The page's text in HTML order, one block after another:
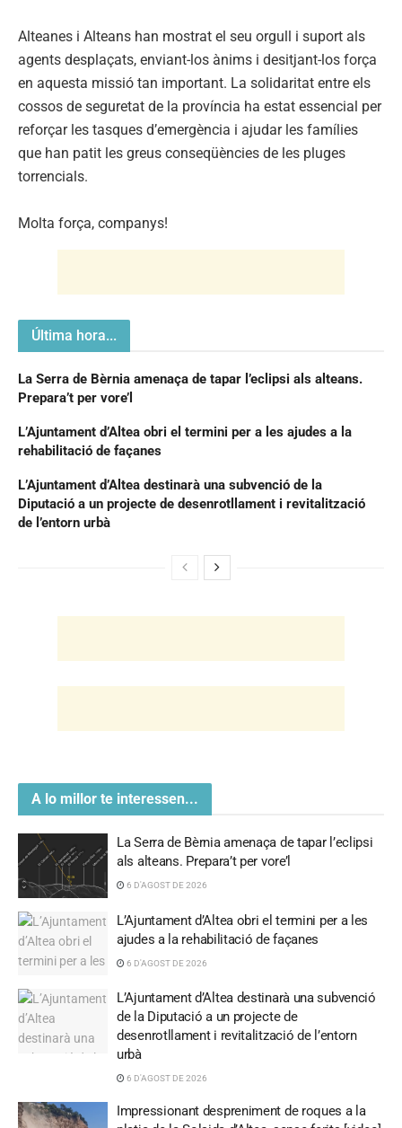
Alteanes i Alteans han mostrat el seu orgull i suport als
agents desplaçats, enviant-los ànims i desitjant-los força
en aquesta missió tan important. La solidaritat entre els
cossos de seguretat de la província ha estat essencial per
reforçar les tasques d’emergència i ajudar les famílies
que han patit les greus conseqüències de les pluges
torrencials.
Molta força, companys!
Última hora...
La Serra de Bèrnia amenaça de tapar l’eclipsi als alteans.
Prepara’t per vore’l
L’Ajuntament d’Altea obri el termini per a les ajudes a la
rehabilitació de façanes
L’Ajuntament d’Altea destinarà una subvenció de la
Diputació a un projecte de desenrotllament i revitalització
de l’entorn urbà
A lo millor te interessen...
La Serra de Bèrnia amenaça de tapar l’eclipsi
als alteans. Prepara’t per vore’l
6 D'AGOST DE 2026
L’Ajuntament d’Altea obri el termini per a les
ajudes a la rehabilitació de façanes
6 D'AGOST DE 2026
L’Ajuntament d’Altea destinarà una subvenció
de la Diputació a un projecte de
desenrotllament i revitalització de l’entorn
urbà
6 D'AGOST DE 2026
Impressionant despreniment de roques a la